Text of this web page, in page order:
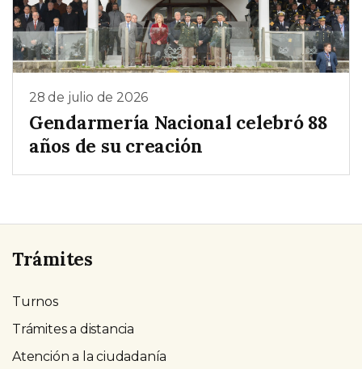
28 de julio de 2026
Gendarmería Nacional celebró 88
años de su creación
Trámites
Turnos
Trámites a distancia
Atención a la ciudadanía